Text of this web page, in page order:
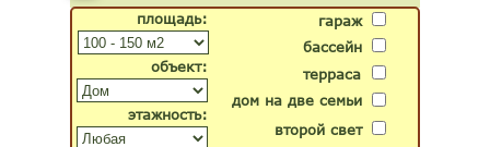
гараж
бассейн
второй свет
дом на две семьи
терраса
объект:
площадь:
этажность: